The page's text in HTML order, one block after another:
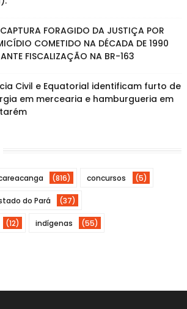
CAPTURA FORAGIDO DA JUSTIÇA POR
COMETIDO NA DÉCADA DE 1990
FISCALIZAÇÃO NA BR-163
Civil e Equatorial identificam furto de
em mercearia e hamburgueria em
(816) concursos (5)
do Pará (37)
(12) indígenas (55)